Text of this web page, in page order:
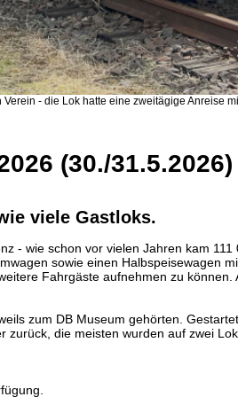
- die Lok hatte eine zweitägige Anreise
(30./31.5.2026)
viele Gastloks.
- wie schon vor vielen Jahren kam
sowie einen Halbspeisewagen
Fahrgäste aufnehmen zu
zum DB Museum gehörten.
die meisten wurden auf zwei